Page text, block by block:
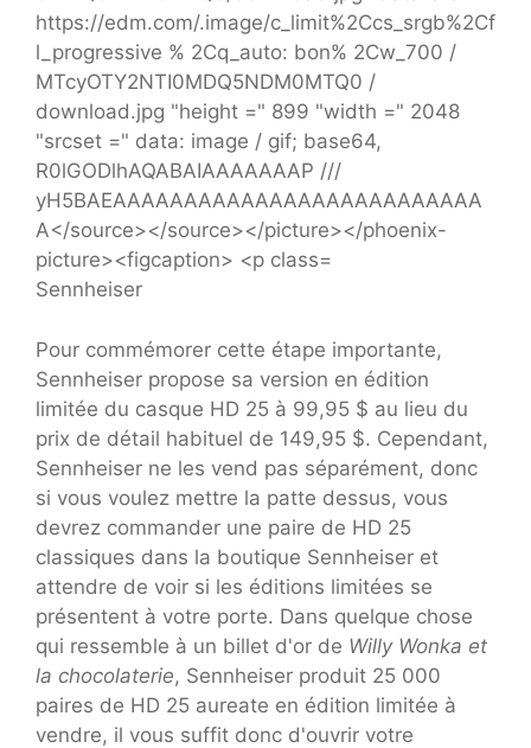
Sennheiser
Pour commémorer cette étape importante,
Sennheiser propose sa version en édition
limitée du casque HD 25 à 99,95 $ au lieu du
prix de détail habituel de 149,95 $. Cependant,
Sennheiser ne les vend pas séparément, donc
si vous voulez mettre la patte dessus, vous
devrez commander une paire de HD 25
classiques dans la boutique Sennheiser et
attendre de voir si les éditions limitées se
présentent à votre porte. Dans quelque chose
qui ressemble à un billet d'or de Willy Wonka et
la chocolaterie, Sennheiser produit 25 000
paires de HD 25 aureate en édition limitée à
vendre, il vous suffit donc d'ouvrir votre